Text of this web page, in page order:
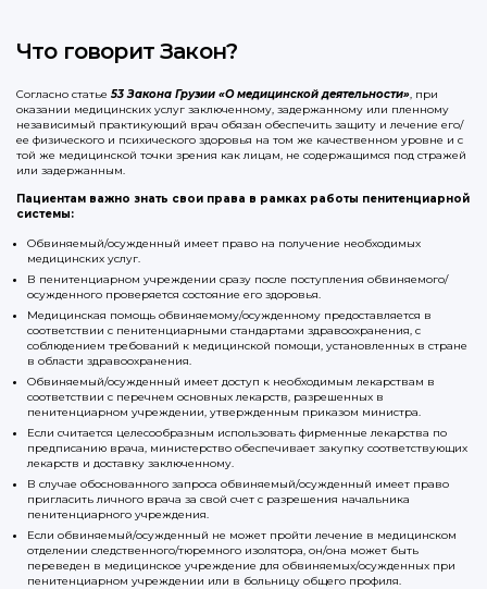
Что говорит Закон?
Согласно статье 53 Закона Грузии «О медицинской деятельности», при
оказании медицинских услуг заключенному, задержанному или пленному
независимый практикующий врач обязан обеспечить защиту и лечение его/
ее физического и психического здоровья на том же качественном уровне и с
той же медицинской точки зрения как лицам, не содержащимся под стражей
или задержанным.
Пациентам важно знать свои права в рамках работы пенитенциарной
системы:
Обвиняемый/осужденный имеет право на получение необходимых
медицинских услуг.
В пенитенциарном учреждении сразу после поступления обвиняемого/
осужденного проверяется состояние его здоровья.
Медицинская помощь обвиняемому/осужденному предоставляется в
соответствии с пенитенциарными стандартами здравоохранения, с
соблюдением требований к медицинской помощи, установленных в стране
в области здравоохранения.
Обвиняемый/осужденный имеет доступ к необходимым лекарствам в
соответствии с перечнем основных лекарств, разрешенных в
пенитенциарном учреждении, утвержденным приказом министра.
Если считается целесообразным использовать фирменные лекарства по
предписанию врача, министерство обеспечивает закупку соответствующих
лекарств и доставку заключенному.
В случае обоснованного запроса обвиняемый/осужденный имеет право
пригласить личного врача за свой счет с разрешения начальника
пенитенциарного учреждения.
Если обвиняемый/осужденный не может пройти лечение в медицинском
отделении следственного/тюремного изолятора, он/она может быть
переведен в медицинское учреждение для обвиняемых/осужденных при
пенитенциарном учреждении или в больницу общего профиля.